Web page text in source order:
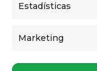
Estadísticas
Marketing